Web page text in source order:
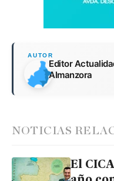
Editor
Almanzora
NOTICIAS
El